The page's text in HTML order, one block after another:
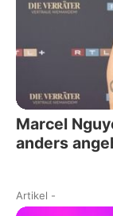
Marcel
anders
Artikel -